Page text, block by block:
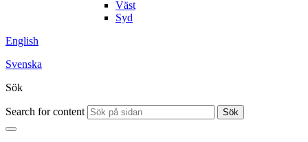
Väst
Syd
English
Svenska
Sök
Search for content Sök